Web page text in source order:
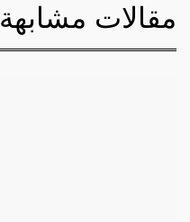
مقالات مشابهة